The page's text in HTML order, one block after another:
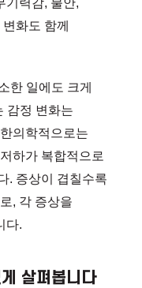
기력감, 불안,
화도 함께
한 일에도 크게
감정 변화는
의학적으로는
하가 복합적으로
. 증상이 겹칠수록
, 각 증상을
다.
살펴봅니다